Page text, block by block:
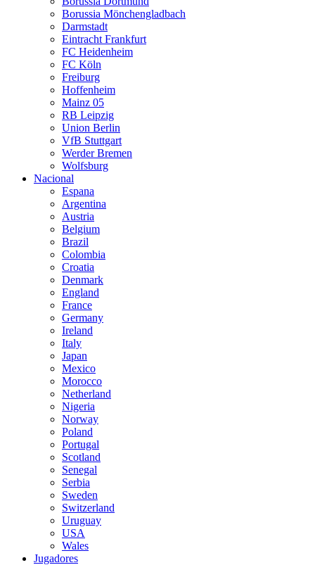
Borussia Mönchengladbach
Darmstadt
Eintracht Frankfurt
FC Heidenheim
FC Köln
Freiburg
Hoffenheim
Mainz 05
RB Leipzig
Union Berlin
VfB Stuttgart
Werder Bremen
Wolfsburg
Nacional
Espana
Argentina
Austria
Belgium
Brazil
Colombia
Croatia
Denmark
England
France
Germany
Ireland
Italy
Japan
Mexico
Morocco
Netherland
Nigeria
Norway
Poland
Portugal
Scotland
Senegal
Serbia
Sweden
Switzerland
Uruguay
USA
Wales
Jugadores